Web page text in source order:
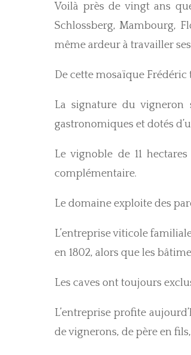
Voilà près de vingt ans
Schlossberg, Mambourg,
même ardeur à travailler
De cette mosaïque
La signature du vigneron
gastronomiques et dotés
Le vignoble de 11
complémentaire.
Le domaine exploite des
L’entreprise viticole
en 1802, alors que les
Les caves ont toujours
L’entreprise profite
de vignerons, de père en